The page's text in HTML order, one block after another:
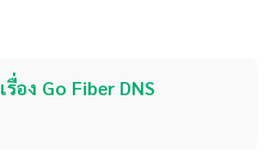
อง Go Fiber DNS